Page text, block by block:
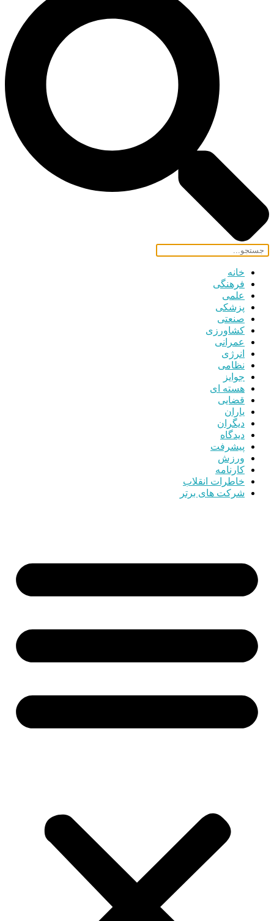
خانه
فرهنگی
علمی
پزشکی
صنعتی
کشاورزی
عمرانی
انرژی
نظامی
جوایز
هسته ای
قضایی
یاران
دیگران
دیدگاه
پیشرفت
ورزش
کارنامه
خاطرات انقلاب
شرکت های برتر